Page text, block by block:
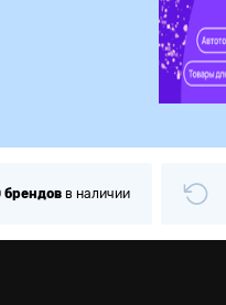
брендов в наличии